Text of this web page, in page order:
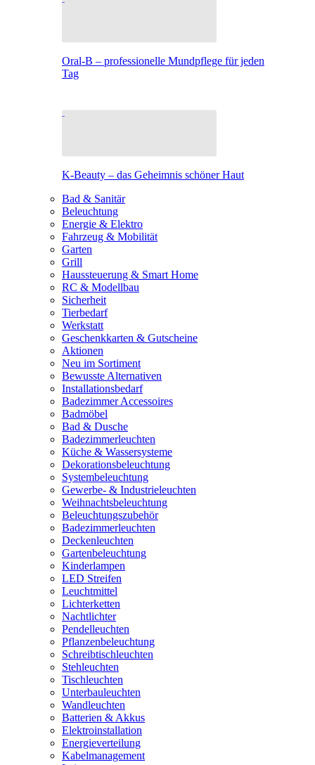
Oral-B – professionelle Mundpflege für jeden
Tag
K-Beauty – das Geheimnis schöner Haut
Bad & Sanitär
Beleuchtung
Energie & Elektro
Fahrzeug & Mobilität
Garten
Grill
Haussteuerung & Smart Home
RC & Modellbau
Sicherheit
Tierbedarf
Werkstatt
Geschenkkarten & Gutscheine
Aktionen
Neu im Sortiment
Bewusste Alternativen
Installationsbedarf
Badezimmer Accessoires
Badmöbel
Bad & Dusche
Badezimmerleuchten
Küche & Wassersysteme
Dekorationsbeleuchtung
Systembeleuchtung
Gewerbe- & Industrieleuchten
Weihnachtsbeleuchtung
Beleuchtungszubehör
Badezimmerleuchten
Deckenleuchten
Gartenbeleuchtung
Kinderlampen
LED Streifen
Leuchtmittel
Lichterketten
Nachtlichter
Pendelleuchten
Pflanzenbeleuchtung
Schreibtischleuchten
Stehleuchten
Tischleuchten
Unterbauleuchten
Wandleuchten
Batterien & Akkus
Elektroinstallation
Energieverteilung
Kabelmanagement